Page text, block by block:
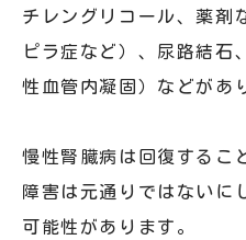
チレングリコール、薬剤
ピラ症など）、尿路結石
性血管内凝固）などがあ
慢性腎臓病は回復するこ
障害は元通りではないに
可能性があります。